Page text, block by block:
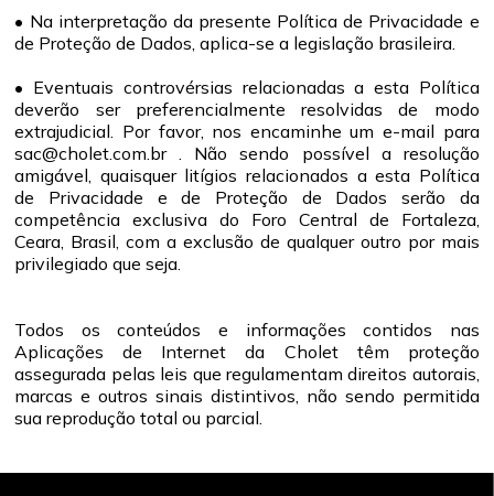
• Na interpretação da presente Política de Privacidade e
de Proteção de Dados, aplica-se a legislação brasileira.
• Eventuais controvérsias relacionadas a esta Política
deverão ser preferencialmente resolvidas de modo
extrajudicial. Por favor, nos encaminhe um e-mail para
sac@cholet.com.br . Não sendo possível a resolução
amigável, quaisquer litígios relacionados a esta Política
de Privacidade e de Proteção de Dados serão da
competência exclusiva do Foro Central de Fortaleza,
Ceara, Brasil, com a exclusão de qualquer outro por mais
privilegiado que seja.
Todos os conteúdos e informações contidos nas
Aplicações de Internet da Cholet têm proteção
assegurada pelas leis que regulamentam direitos autorais,
marcas e outros sinais distintivos, não sendo permitida
sua reprodução total ou parcial.